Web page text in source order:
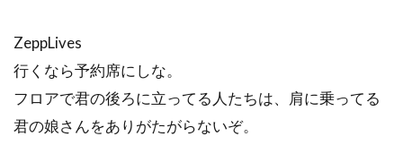
ZeppLives
行くなら予約席にしな。
フロアで君の後ろに立ってる人たちは、肩に乗ってる
君の娘さんをありがたがらないぞ。